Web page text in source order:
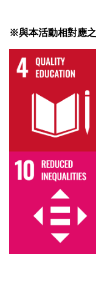
※與本活動相對應